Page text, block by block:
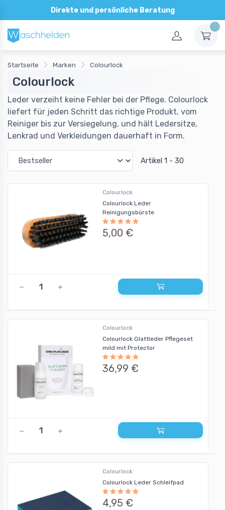
Direkte und persönliche Beratung
Startseite Marken Colourlock
Colourlock
Leder verzeiht keine Fehler bei der Pflege. Colourlock
liefert für jeden Schritt das richtige Produkt, vom
Reiniger bis zur Versiegelung, und hält Ledersitze,
Lenkrad und Verkleidungen dauerhaft in Form.
Artikel 1 - 30
Colourlock
Colourlock Leder
Reinigungsbürste
5,00 €
Colourlock
Colourlock Glattleder Pflegeset
mild mit Protector
36,99 €
Colourlock
Colourlock Leder Schleifpad
4,95 €